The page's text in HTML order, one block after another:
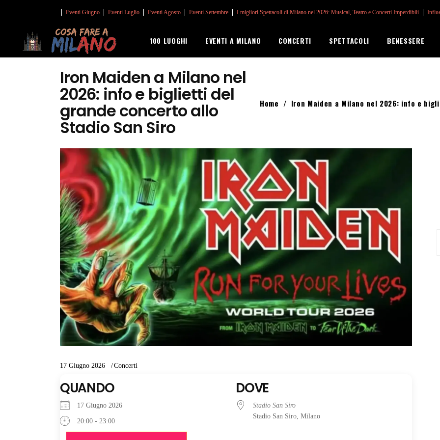
Eventi Giugno Eventi Luglio Eventi Agosto Eventi Settembre I migliori Spettacoli di Milano nel 2026: Musical, Teatro e Concerti Imperdibili
100 LUOGHI EVENTI A MILANO CONCERTI SPETTACOLI BENESSERE
Iron Maiden a Milano nel
2026: info e biglietti del
grande concerto allo
Stadio San Siro
Home / Iron Maiden a Milano nel 2026: info e
17 Giugno 2026 Concerti
QUANDO
17 Giugno 2026
20:00 - 23:00
DOVE
Stadio San Siro
Stadio San Siro, Milano